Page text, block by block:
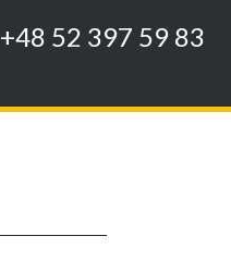
+48 52 397 59 83